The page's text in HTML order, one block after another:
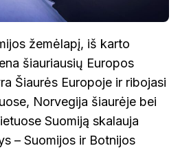
žemėlapį, iš karto
šiauriausių Europos
Šiaurės Europoje ir ribojasi
Norvegija šiaurėje bei
Suomiją skalauja
– Suomijos ir Botnijos